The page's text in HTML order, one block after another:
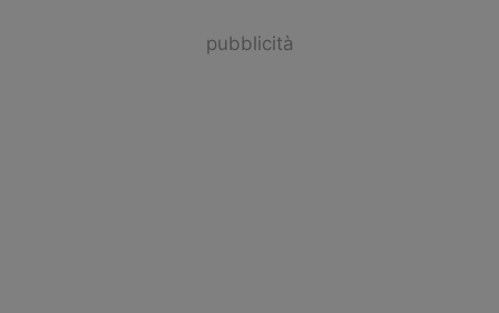
pubblicità